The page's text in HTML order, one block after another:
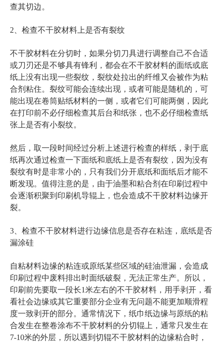
查其切边。
2、检查不干胶材料上是否有裂纹
不干胶材料在分切时，如果分切刀具进行调整自己不合适
或刀刃还是不够具有锋利，都会在不干胶材料的面纸或底
纸上没有出现一些裂纹，裂纹处拉出的纤维又会被作为粘
合剂粘住。裂纹可能会连续出现，或者可能是随机的，可
能出现在卷筒贴纸材料的一侧，或者它们可能两侧，因此
在打印前不必仔细检查其后台和纸张，也不必仔细检查纸
张上是否有小裂纹。
然后，取一段时间经过分析上述进行检查的样纸，剥于底
纸再次通过检查一下面纸和底纸上是否有裂纹，因为没有
裂纹有时是非常小的，只有我们分开底纸和面纸后才能不
断发现。值得注意的是，由于油墨和粘合剂在印刷过程中
会逐渐积聚到印刷机导辊上，也会造成不干胶材料边缘开
裂。
3、检查不干胶材料进行边缘信息是否存在粘连，底纸是否
漏涂硅
自粘材料边缘的粘连或原纸某些区域的硅油泄漏，会造成
印刷过程中废料排出时面纸破裂，无法正常生产。所以，
印刷前先要取一段长1米左右的不干胶材料，用手剥开，看
看社会边缘或其它重要部分企业有无问题不能更加顺滑程
度一致剥开的部分。通常情况下，纸巾纸边缘与原纸的粘
合发生在整卷涂布不干胶材料的分切辊上，通常只发生在
7-10米的外层，所以遇到切辊不干胶材料的边缘粘合时，